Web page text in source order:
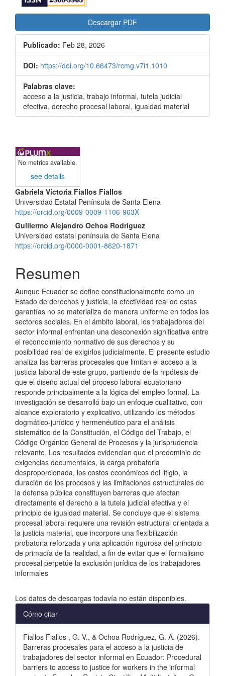
Descargar PDF
Publicado: Feb 28, 2026
DOI: https://doi.org/10.66473/rcmg.v7i1.1010
Palabras clave:
acceso a la justicia, trabajo informal, tutela judicial
efectiva, derecho procesal laboral, igualdad material
No metrics available.
see details
Contenido
principal
del
artículo
Gabriela Victoria Fiallos Fiallos
Universidad Estatal Península de Santa Elena
https://orcid.org/0009-0009-1106-963X
Guillermo Alejandro Ochoa Rodríguez
Universidad estatal península de Santa Elena
https://orcid.org/0000-0001-8620-1871
Resumen
Aunque Ecuador se define constitucionalmente como un
Estado de derechos y justicia, la efectividad real de estas
garantías no se materializa de manera uniforme en todos los
sectores sociales. En el ámbito laboral, los trabajadores del
sector informal enfrentan una desconexión significativa entre
el reconocimiento normativo de sus derechos y su
posibilidad real de exigirlos judicialmente. El presente estudio
analiza las barreras procesales que limitan el acceso a la
justicia laboral de este grupo, partiendo de la hipótesis de
que el diseño actual del proceso laboral ecuatoriano
responde principalmente a la lógica del empleo formal. La
investigación se desarrolló bajo un enfoque cualitativo, con
alcance exploratorio y explicativo, utilizando los métodos
dogmático-jurídico y hermenéutico para el análisis
sistemático de la Constitución, el Código del Trabajo, el
Código Orgánico General de Procesos y la jurisprudencia
relevante. Los resultados evidencian que el predominio de
exigencias documentales, la carga probatoria
desproporcionada, los costos económicos del litigio, la
duración de los procesos y las limitaciones estructurales de
la defensa pública constituyen barreras que afectan
directamente el derecho a la tutela judicial efectiva y el
principio de igualdad material. Se concluye que el sistema
procesal laboral requiere una revisión estructural orientada a
la justicia material, que incorpore una flexibilización
probatoria reforzada y una aplicación rigurosa del principio
de primacía de la realidad, a fin de evitar que el formalismo
procesal perpetúe la exclusión jurídica de los trabajadores
informales
Los datos de descargas todavía no están disponibles.
Detalles
del
artículo
Cómo citar
Fiallos Fiallos , G. V., & Ochoa Rodríguez, G. A. (2026).
Barreras procesales para el acceso a la justicia de
trabajadores del sector informal en Ecuador: Procedural
barriers to access to justice for workers in the informal